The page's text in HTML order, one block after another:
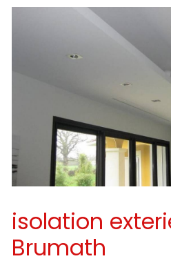
isolation
Brumath